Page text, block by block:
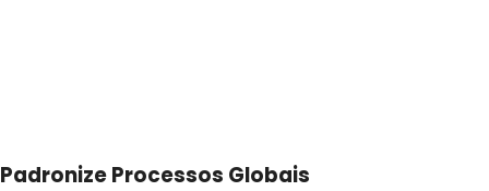
Padronize Processos Globais